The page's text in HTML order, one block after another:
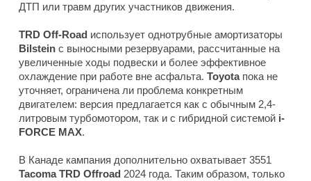
ДТП или травм других участников движения.
TRD Off-Road использует однотрубные амортизаторы
Bilstein с выносными резервуарами, рассчитанные на
увеличенные ходы подвески и более эффективное
охлаждение при работе вне асфальта. Toyotaпока не
уточняет, ограничена ли проблема конкретным
двигателем: версия предлагается как с обычным 2,4-
литровым турбомотором, так и с гибридной системой i-
FORCE MAX.
В Канаде кампания дополнительно охватывает 3551
Tacoma TRD Offroad 2024 года. Таким образом, только